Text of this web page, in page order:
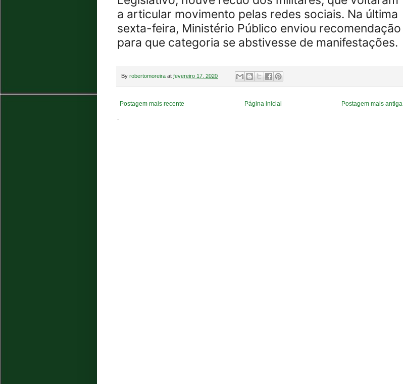
a articular movimento pelas redes sociais. Na última
sexta-feira, Ministério Público enviou recomendação
para que categoria se abstivesse de manifestações.
By robertomoreira at fevereiro 17, 2020
Postagem mais recente Postagem mais antiga
Página inicial
.